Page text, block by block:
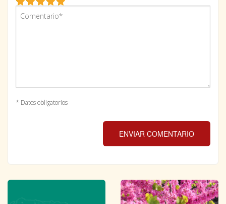
* Datos obligatorios
ENVIAR COMENTARIO